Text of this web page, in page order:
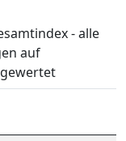
- alle
auf